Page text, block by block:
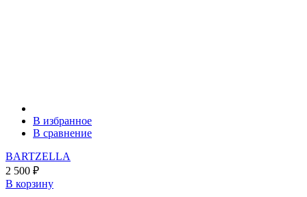
В избранное
В сравнение
BARTZELLA
2 500 ₽
В корзину